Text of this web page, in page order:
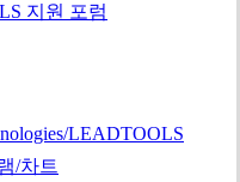
지원 포럼
LEADTOOLS
/차트